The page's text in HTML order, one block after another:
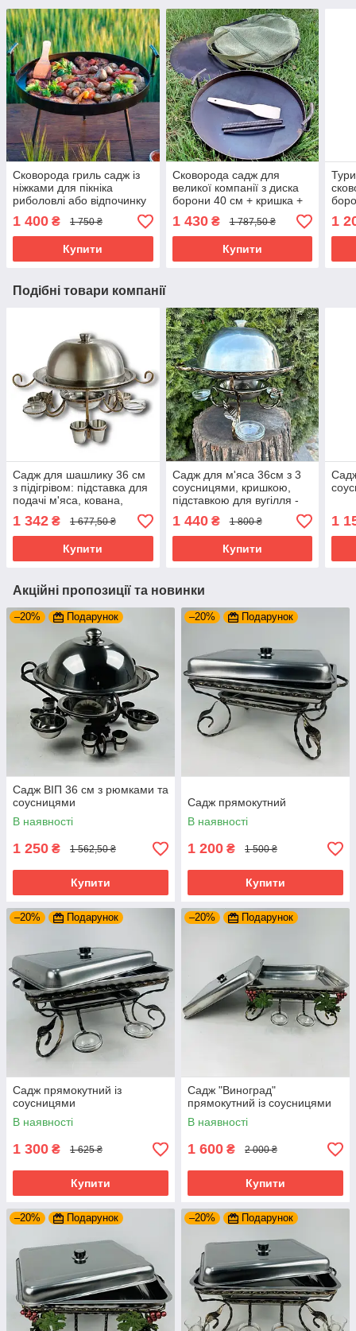
Сковорода гриль садж із
ніжками для пікніка
риболовлі або відпочинку
на природі та дачі з диска
борони 60 см зі сталі
1 400 ₴ 1 750 ₴
Купити
Сковорода садж для
великої компанії з диска
борони 40 см + кришка +
чохол Зелений + Лопатка
в Подарунок
1 430₴ 1 787,50 ₴
Купити
в
1
Подібні товари компанії
Садж для шашлику 36 см
з підігрівом: підставка для
подачі м'яса, кована,
кришкою
1 342 ₴ 1 677,50 ₴
Купити
Садж для м'яса 36см з 3
соусницями, кришкою,
підставкою для вугілля -
шашлик завжди гарячий!
1 440₴ 1 800 ₴
Купити
1
Акційні пропозиції та новинки
–20% Подарунок
Садж ВІП 36 см з рюмками та
соусницями
В наявності
1 250 ₴ 1 562,50 ₴
Купити
–20% Подарунок
Садж прямокутний
В наявності
1 200 ₴ 1 500 ₴
Купити
–20% Подарунок
Садж прямокутний із
соусницями
В наявності
1 300 ₴ 1 625 ₴
Купити
–20% Подарунок
Садж "Виноград"
прямокутний із соусницями
В наявності
1 600 ₴ 2 000 ₴
Купити
–20% Подарунок –20% Подарунок